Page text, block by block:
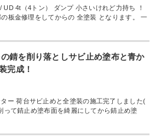
4t（4トン） ダンプ 小さいけれど力持ち ！
板金修理をしてからの 全塗装 となります。 一
錆を削り落としサビ止め塗布と青か
完成！
ー 荷台サビ止めと全塗装の施工完了しました(
て錆止め塗布面を綺麗にしてから錆止め塗